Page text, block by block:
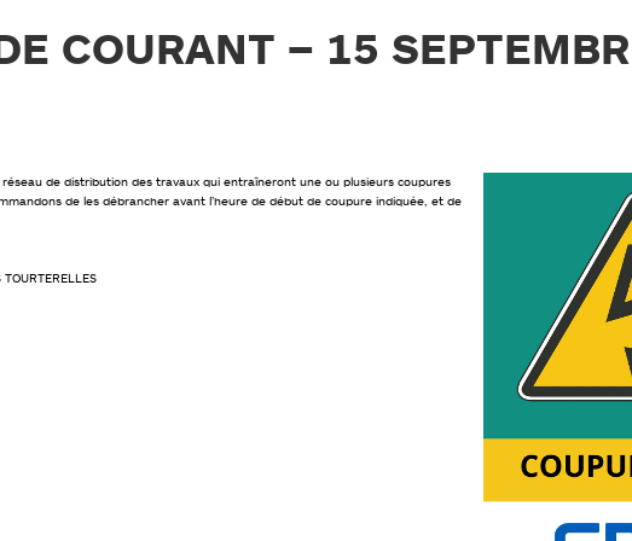
COURANT – 15
de distribution des travaux qui entraîneront une ou plusieurs coupures
de les débrancher avant l’heure de début de coupure indiquée, et de